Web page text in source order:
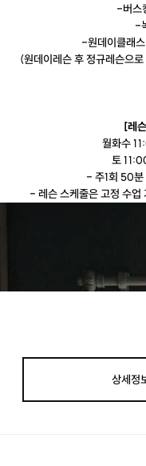
-버스
-
-원데이클래
(원데이레슨 후 정규레슨으
[레
월화수
토
- 주1회 50분
- 레슨 스케줄은 고정 수업
상세정